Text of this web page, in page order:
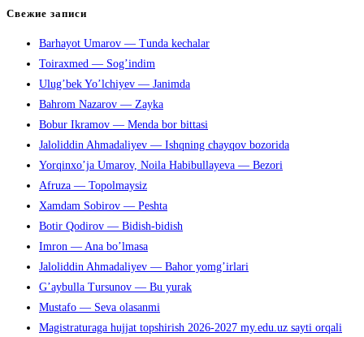
чтобы
панель
поиска.
Свежие записи
Barhayot Umarov — Tunda kechalar
Toiraxmed — Sog’indim
Ulug’bek Yo’lchiyev — Janimda
Bahrom Nazarov — Zayka
Bobur Ikramov — Menda bor bittasi
Jaloliddin Ahmadaliyev — Ishqning chayqov bozorida
Yorqinxo’ja Umarov, Noila Habibullayeva — Bezori
Afruza — Topolmaysiz
Xamdam Sobirov — Peshta
Botir Qodirov — Bidish-bidish
Imron — Ana bo’lmasa
Jaloliddin Ahmadaliyev — Bahor yomg’irlari
G’aybulla Tursunov — Bu yurak
Mustafo — Seva olasanmi
Magistraturaga hujjat topshirish 2026-2027 my.edu.uz sayti orqali